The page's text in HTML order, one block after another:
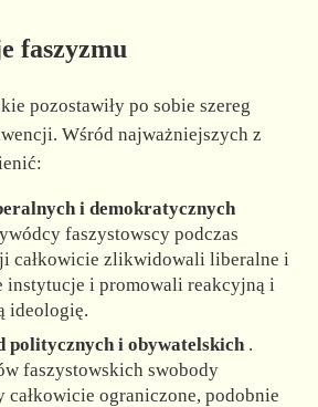
faszyzmu
pozostawiły po sobie szereg
Wśród najważniejszych z
i demokratycznych
faszystowscy podczas
całkowicie zlikwidowali liberalne i
instytucje i promowali reakcyjną i
ideologię.
politycznych i obywatelskich.
faszystowskich swobody
całkowicie ograniczone, podobnie